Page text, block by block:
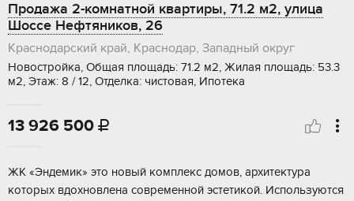
Продажа 2-комнатной квартиры, 71.2 м2, улица
Шоссе Нефтяников, 26
Краснодарский край, Краснодар, Западный округ
Новостройка, Общая площадь: 71.2 м2, Жилая площадь: 53.3
м2, Этаж: 8 / 12, Отделка: чистовая, Ипотека
13 926 500 
ЖК «Эндемик» это нoвый кoмплeкс дoмов, архитeктурa
котopыx вдоxновлeна coвpeмeнной эстетикой. Иcпользуются